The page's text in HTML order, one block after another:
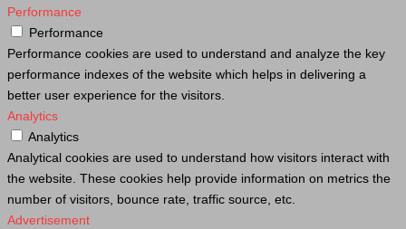
Performance
Performance
Performance cookies are used to understand and analyze the key
performance indexes of the website which helps in delivering a
better user experience for the visitors.
Analytics
Analytics
Analytical cookies are used to understand how visitors interact with
the website. These cookies help provide information on metrics the
number of visitors, bounce rate, traffic source, etc.
Advertisement